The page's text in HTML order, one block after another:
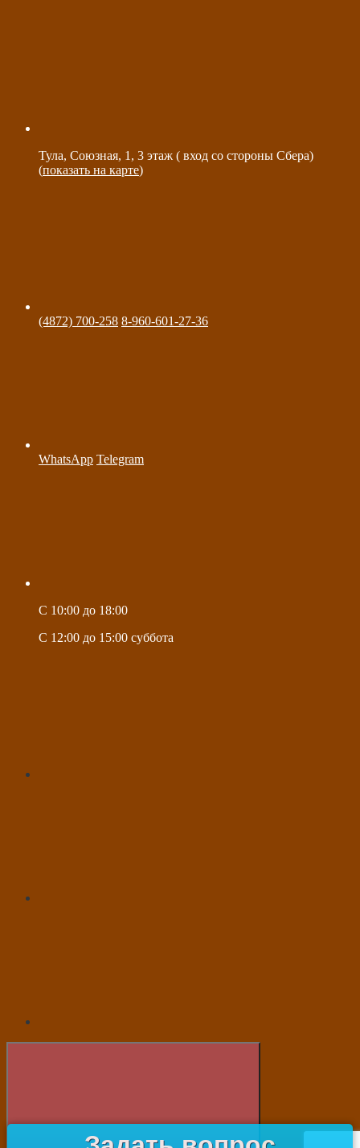
Тула, Союзная, 1, 3 этаж ( вход со стороны Сбера)
(показать на карте)
(4872) 700-258 8-960-601-27-36
WhatsApp Telegram
C 10:00 до 18:00
C 12:00 до 15:00 суббота